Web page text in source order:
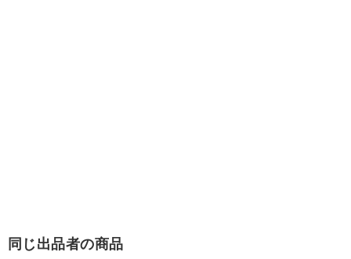
同じ出品者の商品